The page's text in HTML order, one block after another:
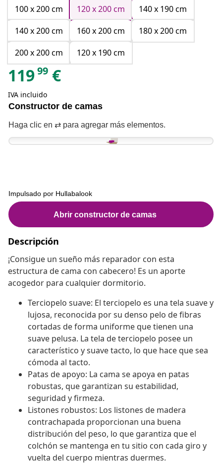
100 x 200 cm
120 x 200 cm
140 x 190 cm
140 x 200 cm
160 x 200 cm
180 x 200 cm
200 x 200 cm
120 x 190 cm
11999 €
IVA incluido
Descripción
¡Consigue un sueño más reparador con esta
estructura de cama con cabecero! Es un aporte
acogedor para cualquier dormitorio.
Terciopelo suave: El terciopelo es una tela suave y
lujosa, reconocida por su denso pelo de fibras
cortadas de forma uniforme que tienen una
suave pelusa. La tela de terciopelo posee un
característico y suave tacto, lo que hace que sea
cómoda al tacto.
Patas de apoyo: La cama se apoya en patas
robustas, que garantizan su estabilidad,
seguridad y firmeza.
Listones robustos: Los listones de madera
contrachapada proporcionan una buena
distribución del peso, lo que garantiza que el
colchón se mantenga en tu sitio con cada giro y
vuelta del cuerpo mientras duermes.